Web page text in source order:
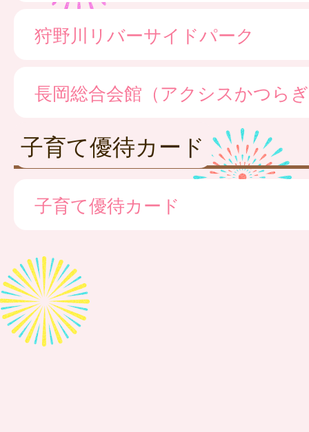
狩野川リバーサイドパーク
長岡総合会館（アクシスかつら
子育て優待カード
子育て優待カード